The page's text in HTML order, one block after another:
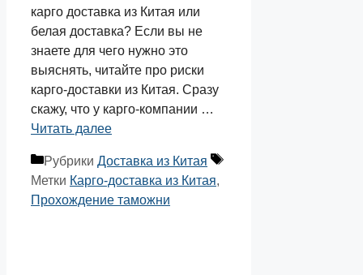
карго доставка из Китая или
белая доставка? Если вы не
знаете для чего нужно это
выяснять, читайте про риски
карго-доставки из Китая. Сразу
скажу, что у карго-компании …
Читать далее
Рубрики Доставка из Китая
Метки Карго-доставка из Китая,
Прохождение таможни